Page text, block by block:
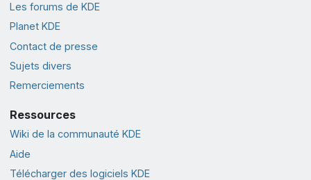
Les forums de KDE
Planet KDE
Contact de presse
Sujets divers
Remerciements
Ressources
Wiki de la communauté KDE
Aide
Télécharger des logiciels KDE